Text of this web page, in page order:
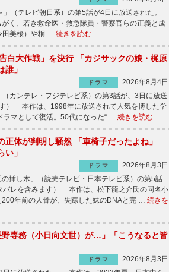
（テレビ朝日系）の第5話が4日に放送された。
く、若き救命医・救急隊員・警察官らの正義と成
美桜）や桐 … 続きを読む
白大作戦」を決行 「カジサックの娘・梶原
」
ドラマ
2026年8月4日
カンテレ・フジテレビ系）の第3話が、3日に放送
） 本作は、1998年に放送されて人気を博した学
マとして復活。50代になった“ … 続きを読む
正体が判明し騒然 「車椅子だったよね」
い」
ドラマ
2026年8月3日
挿し木」（読売テレビ・日本テレビ系）の第5話
バレを含みます） 本作は、松下龍之介氏の同名小
年前の人骨が、失踪した妹のDNAと完 … 続きを
専務（小日向文世）が…」「こうなると皆
ドラマ
2026年8月3日